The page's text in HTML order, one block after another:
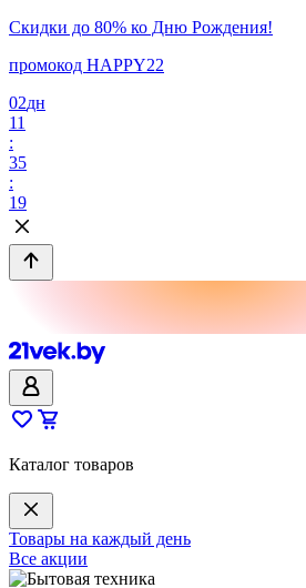
Скидки до 80% ко Дню Рождения!
промокод HAPPY22
02дн
11
:
35
:
19
Каталог товаров
Товары на каждый день
Все акции